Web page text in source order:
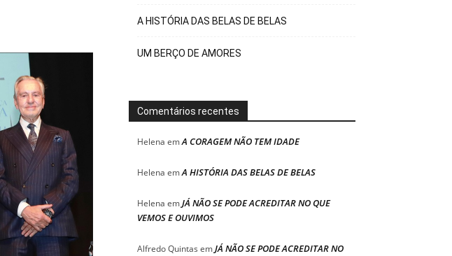
A HISTÓRIA DAS BELAS DE BELAS
UM BERÇO DE AMORES
Comentários recentes
Helena emA CORAGEM NÃO TEM IDADE
Helena emA HISTÓRIA DAS BELAS DE BELAS
Helena emJÁ NÃO SE PODE ACREDITAR NO QUE
VEMOS E OUVIMOS
Alfredo Quintas emJÁ NÃO SE PODE ACREDITAR NO